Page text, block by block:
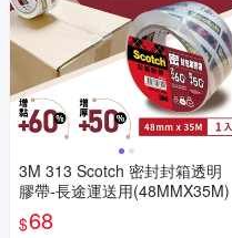
3M 313 Scotch 密封封箱透明
膠帶-長途運送用(48MMX35M)
$68